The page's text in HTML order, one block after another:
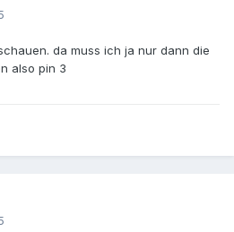
da muss ich ja nur dann die
also pin 3